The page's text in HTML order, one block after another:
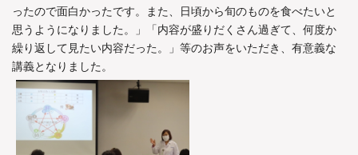
ったので面白かったです。また、日頃から旬のものを食べたいと
思うようになりました。」「内容が盛りだくさん過ぎて、何度か
繰り返して見たい内容だった。」等のお声をいただき、有意義な
講義となりました。